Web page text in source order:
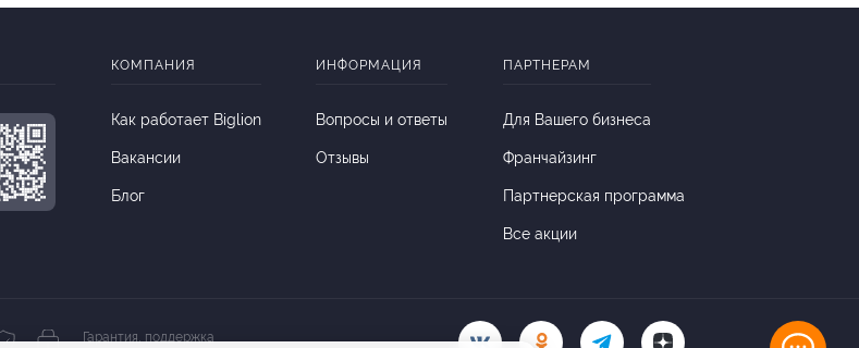
КОМПАНИЯ
Как работает Biglion
Вакансии
Блог
ИНФОРМАЦИЯ
Вопросы и ответы
Отзывы
ПАРТНЕРАМ
Для Вашего бизнеса
Франчайзинг
Партнерская программа
Все акции
Гарантия, поддержка